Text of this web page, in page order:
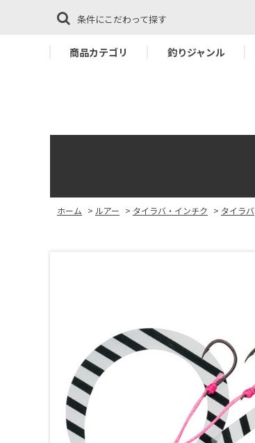
条件にこだわって探す
商品カテゴリ 釣りジャンル
ホーム > ルアー > タイラバ・インチク > タイラバ